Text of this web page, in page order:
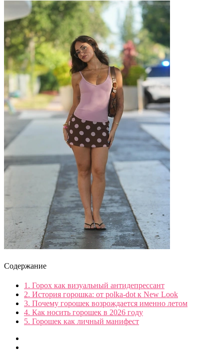
Содержание
1. Горох как визуальный антидепрессант
2. История горошка: от polka-dot к New Look
3. Почему горошек возрождается именно летом
4. Как носить горошек в 2026 году
5. Горошек как личный манифест